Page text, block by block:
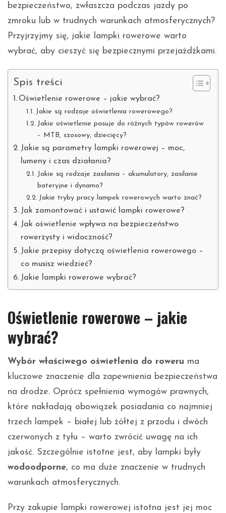
bezpieczeństwo, zwłaszcza podczas jazdy po
zmroku lub w trudnych warunkach atmosferycznych?
Przyjrzyjmy się, jakie lampki rowerowe warto
wybrać, aby cieszyć się bezpiecznymi przejażdżkami.
Spis treści
Oświetlenie rowerowe – jakie wybrać?
Jakie są rodzaje oświetlenia rowerowego?
Jakie oświetlenie pasuje do różnych typów rowerów
– MTB, szosowy, dziecięcy?
Jakie są parametry lampki rowerowej – moc,
lumeny i czas działania?
Jakie są rodzaje zasilania – akumulatory, zasilanie
bateryjne i dynamo?
Jakie tryby pracy lampek rowerowych warto znać?
Jak zamontować i ustawić lampki rowerowe?
Jak oświetlenie wpływa na bezpieczeństwo
rowerzysty i widoczność?
Jakie przepisy dotyczą oświetlenia rowerowego –
co musisz wiedzieć?
Jakie lampki rowerowe wybrać?
Oświetlenie rowerowe – jakie
wybrać?
Wybór właściwego oświetlenia do roweru ma
kluczowe znaczenie dla zapewnienia bezpieczeństwa
na drodze. Oprócz spełnienia wymogów prawnych,
które nakładają obowiązek posiadania co najmniej
trzech lampek – białej lub żółtej z przodu i dwóch
czerwonych z tyłu – warto zwrócić uwagę na ich
jakość. Szczególnie istotne jest, aby lampki były
wodoodporne, co ma duże znaczenie w trudnych
warunkach atmosferycznych.
Przy zakupie lampki rowerowej istotna jest jej moc